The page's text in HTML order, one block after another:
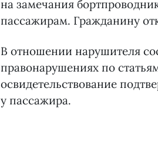
на замечания
пассажирам. Гражданину
В отношении нарушителя
правонарушениях по
освидетельствование
у пассажира.